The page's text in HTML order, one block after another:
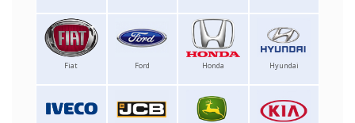
Fiat Ford Honda Hyundai